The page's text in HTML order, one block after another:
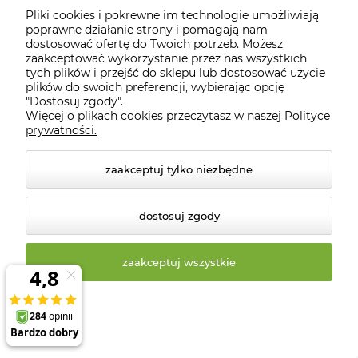
naturalne płatki eko.
Płatki ekologiczne to cenne źródło następujących
składników odżywczych:
białko,
kwasy fenolowe,
witaminy z grupy B,
żelazo,
magnez.
Kwasy fenolowe wzmacniają naczynia krwionośne i
stanowią ważny element profilaktyki zmian
miażdżycowych. Witaminy z grupy B regulują działanie
Pliki cookies i pokrewne im technologie umożliwiają
poprawne działanie strony i pomagają nam
dostosować ofertę do Twoich potrzeb. Możesz
zaakceptować wykorzystanie przez nas wszystkich
tych plików i przejść do sklepu lub dostosować użycie
plików do swoich preferencji, wybierając opcję
"Dostosuj zgody".
Więcej o plikach cookies przeczytasz w naszej Polityce
prywatności.
zaakceptuj tylko niezbędne
dostosuj zgody
zaakceptuj wszystkie